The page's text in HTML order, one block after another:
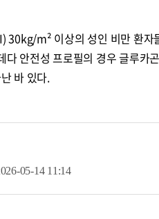
30kg/m² 이상의 성인 비만 환자
안전성 프로필의 경우 글루카
바 있다.
05-14 11:14